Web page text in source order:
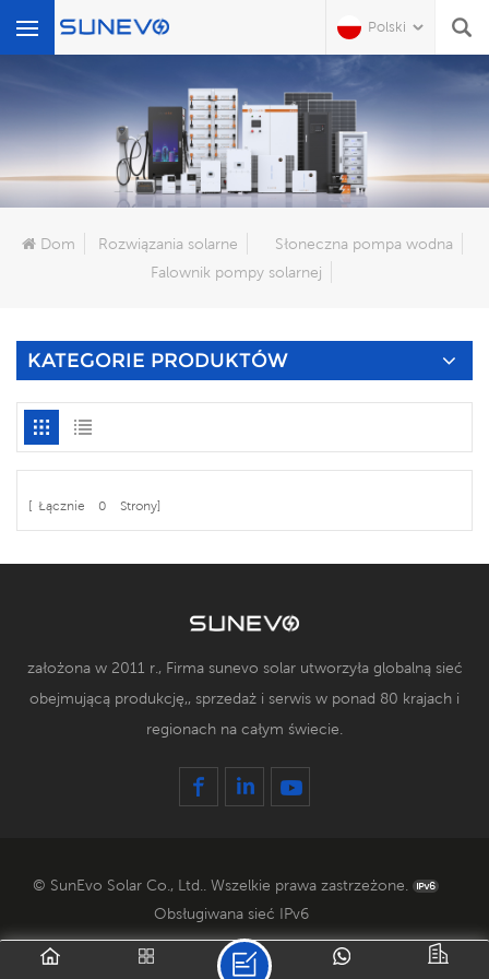
Polski
Czego Szukasz?
Dom Rozwiązania solarne
Słoneczna pompa wodna
Falownik pompy solarnej
KATEGORIE PRODUKTÓW
[ Łącznie 0 Strony]
założona w 2011 r., Firma sunevo solar utworzyła globalną sieć
obejmującą produkcję,, sprzedaż i serwis w ponad 80 krajach i
regionach na całym świecie.
© SunEvo Solar Co., Ltd.. Wszelkie prawa zastrzeżone.
Obsługiwana sieć IPv6